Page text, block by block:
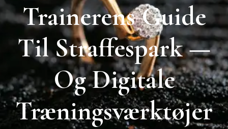
TrainerensGuide
TilStraffespark—
OgDigitale
Træningsværktøjer